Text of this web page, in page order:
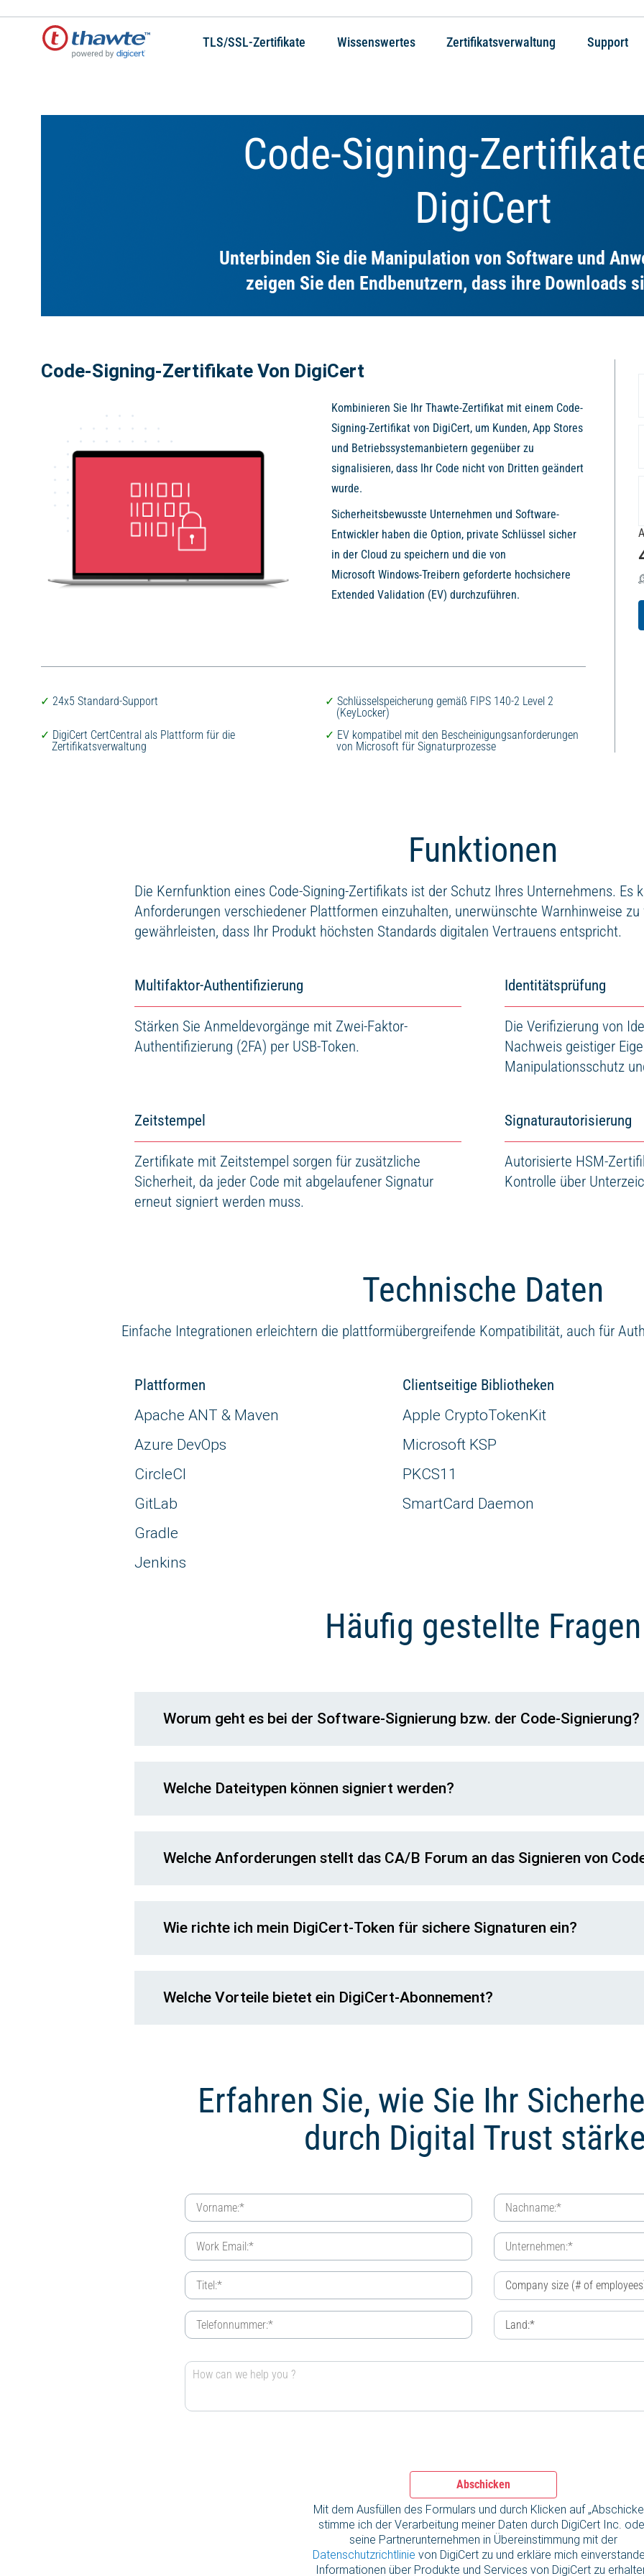
TLS/SSL-Zertifikate Wissenswertes Zertifikatsverwaltung Support
Code-Signing-
DigiCert
Unterbinden Sie die Manipulation von Software und
zeigen Sie den Endbenutzern, dass ihre Downloads
Code-Signing-Zertifikate Von DigiCert
Kombinieren Sie Ihr Thawte-Zertifikat mit einem Code-
Signing-Zertifikat von DigiCert, um Kunden, App Stores
und Betriebssystemanbietern gegenüber zu
signalisieren, dass Ihr Code nicht von Dritten geändert
wurde.
Sicherheitsbewusste Unternehmen und Software-
Entwickler haben die Option, private Schlüssel sicher
in der Cloud zu speichern und die von
Microsoft Windows-Treibern geforderte hochsichere
Extended Validation (EV) durchzuführen.
24x5 Standard-Support
Schlüsselspeicherung gemäß FIPS 140-2 Level 2
(KeyLocker)
DigiCert CertCentral als Plattform für die
Zertifikatsverwaltung
EV kompatibel mit den Bescheinigungsanforderungen
von Microsoft für Signaturprozesse
Funktionen
Die Kernfunktion eines Code-Signing-Zertifikats ist der Schutz Ihres Unternehmens. Es
Anforderungen verschiedener Plattformen einzuhalten, unerwünschte Warnhinweise
gewährleisten, dass Ihr Produkt höchsten Standards digitalen Vertrauens entspricht.
Multifaktor-Authentifizierung
Stärken Sie Anmeldevorgänge mit Zwei-Faktor-
Authentifizierung (2FA) per USB-Token.
Identitätsprüfung
Die Verifizierung von
Nachweis geistiger
Manipulationsschutz
Zeitstempel
Zertifikate mit Zeitstempel sorgen für zusätzliche
Sicherheit, da jeder Code mit abgelaufener Signatur
erneut signiert werden muss.
Signaturautorisierung
Autorisierte HSM-
Kontrolle über
Technische Daten
Einfache Integrationen erleichtern die plattformübergreifende Kompatibilität, auch für
Plattformen
Apache ANT & Maven
Azure DevOps
CircleCI
GitLab
Gradle
Jenkins
Clientseitige Bibliotheken
Apple CryptoTokenKit
Microsoft KSP
PKCS11
SmartCard Daemon
Häufig gestellte Fragen
Worum geht es bei der Software-Signierung bzw. der Code-Signierung?
Welche Dateitypen können signiert werden?
Welche Anforderungen stellt das CA/B Forum an das Signieren von
Wie richte ich mein DigiCert-Token für sichere Signaturen ein?
Welche Vorteile bietet ein DigiCert-Abonnement?
Erfahren Sie, wie Sie Ihr
durch Digital Trust
Abschicken
Mit dem Ausfüllen des Formulars und durch Klicken auf
stimme ich der Verarbeitung meiner Daten durch DigiCert Inc.
seine Partnerunternehmen in Übereinstimmung mit der
Datenschutzrichtlinie von DigiCert zu und erkläre mich
Informationen über Produkte und Services von DigiCert zu